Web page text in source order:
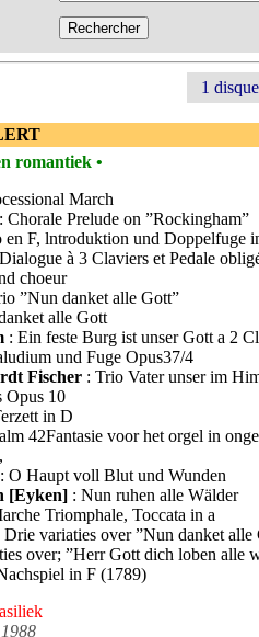
1 disque
romantiek •
March
: Chorale Prelude on ”Rockingham”
en F, lntroduktion und Doppelfuge
à 3 Claviers et Pedale
choeur
”Nun danket alle Gott”
alle Gott
: Ein feste Burg ist unser Gott a 2
und Fuge Opus37/4
Fischer : Trio Vater unser im
Opus 10
in D
42Fantasie voor het orgel in
: O Haupt voll Blut und Wunden
[Eyken] : Nun ruhen alle Wälder
Triomphale, Toccata in a
Drie variaties over ”Nun danket
over; ”Herr Gott dich loben alle
in F (1789)